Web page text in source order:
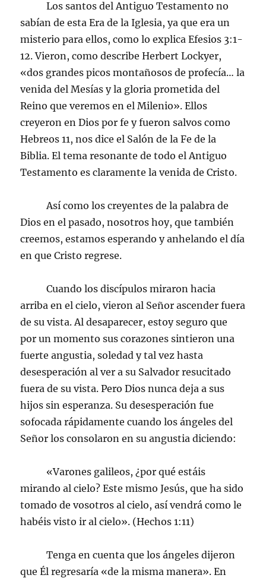
Los santos del Antiguo Testamento no
sabían de esta Era de la Iglesia, ya que era un
misterio para ellos, como lo explica Efesios 3:1-
12. Vieron, como describe Herbert Lockyer,
«dos grandes picos montañosos de profecía… la
venida del Mesías y la gloria prometida del
Reino que veremos en el Milenio». Ellos
creyeron en Dios por fe y fueron salvos como
Hebreos 11, nos dice el Salón de la Fe de la
Biblia. El tema resonante de todo el Antiguo
Testamento es claramente la venida de Cristo.
Así como los creyentes de la palabra de
Dios en el pasado, nosotros hoy, que también
creemos, estamos esperando y anhelando el día
en que Cristo regrese.
Cuando los discípulos miraron hacia
arriba en el cielo, vieron al Señor ascender fuera
de su vista. Al desaparecer, estoy seguro que
por un momento sus corazones sintieron una
fuerte angustia, soledad y tal vez hasta
desesperación al ver a su Salvador resucitado
fuera de su vista. Pero Dios nunca deja a sus
hijos sin esperanza. Su desesperación fue
sofocada rápidamente cuando los ángeles del
Señor los consolaron en su angustia diciendo:
«Varones galileos, ¿por qué estáis
mirando al cielo? Este mismo Jesús, que ha sido
tomado de vosotros al cielo, así vendrá como le
habéis visto ir al cielo». (Hechos 1:11)
Tenga en cuenta que los ángeles dijeron
que Él regresaría «de la misma manera». En